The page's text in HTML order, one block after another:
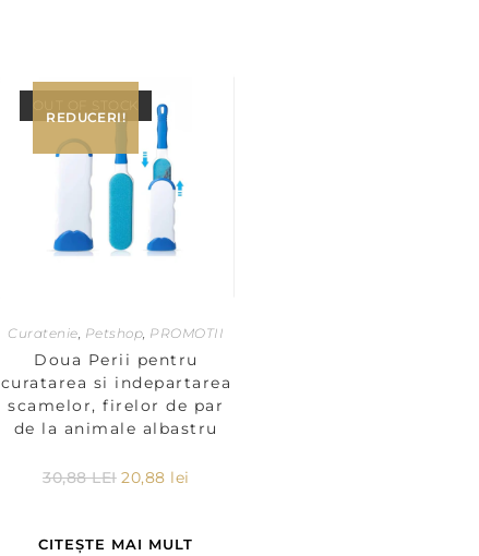
REDUCERI!
Curatenie Petshop PROMOTII
Doua Perii pentru
curatarea si indepartarea
scamelor, firelor de par
de la animale albastru
30,88LEI 20,88 lei
CITEȘTE MAI MULT